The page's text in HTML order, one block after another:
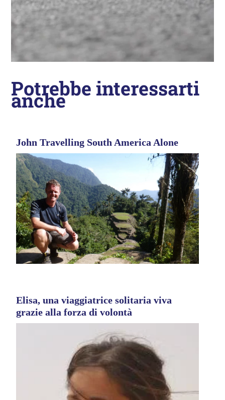
Potrebbe interessarti
anche
John Travelling South America Alone
Elisa, una viaggiatrice solitaria viva
grazie alla forza di volontà